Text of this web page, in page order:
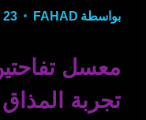
بواسطة FAHAD 23 مارس، 2026
معسل
تجربة